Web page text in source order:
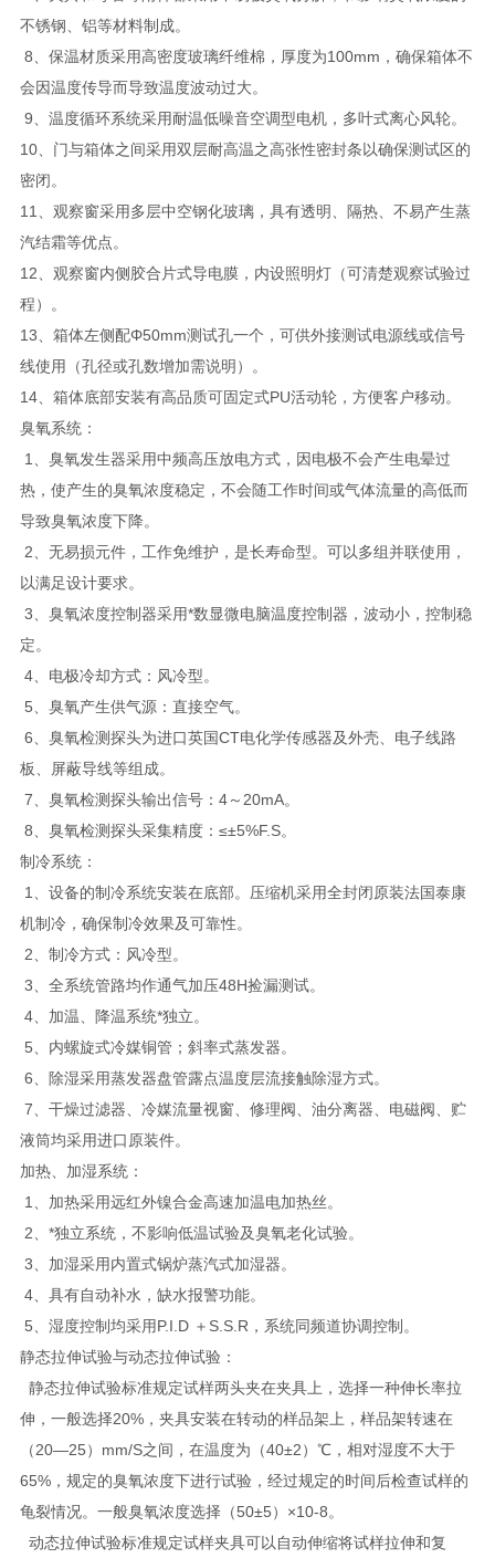
不锈钢、铝等材料制成。
8、保温材质采用高密度玻璃纤维棉，厚度为100mm，确保箱体不
会因温度传导而导致温度波动过大。
9、温度循环系统采用耐温低噪音空调型电机，多叶式离心风轮。
10、门与箱体之间采用双层耐高温之高张性密封条以确保测试区的
密闭。
11、观察窗采用多层中空钢化玻璃，具有透明、隔热、不易产生蒸
汽结霜等优点。
12、观察窗内侧胶合片式导电膜，内设照明灯（可清楚观察试验过
程）。
13、箱体左侧配Φ50mm测试孔一个，可供外接测试电源线或信号
线使用（孔径或孔数增加需说明）。
14、箱体底部安装有高品质可固定式PU活动轮，方便客户移动。
臭氧系统：
1、臭氧发生器采用中频高压放电方式，因电极不会产生电晕过
热，使产生的臭氧浓度稳定，不会随工作时间或气体流量的高低而
导致臭氧浓度下降。
2、无易损元件，工作免维护，是长寿命型。可以多组并联使用，
以满足设计要求。
3、臭氧浓度控制器采用*数显微电脑温度控制器，波动小，控制稳
定。
4、电极冷却方式：风冷型。
5、臭氧产生供气源：直接空气。
6、臭氧检测探头为进口英国CT电化学传感器及外壳、电子线路
板、屏蔽导线等组成。
7、臭氧检测探头输出信号：4～20mA。
8、臭氧检测探头采集精度：≤±5%F.S。
制冷系统：
1、设备的制冷系统安装在底部。压缩机采用全封闭原装法国泰康
机制冷，确保制冷效果及可靠性。
2、制冷方式：风冷型。
3、全系统管路均作通气加压48H捡漏测试。
4、加温、降温系统*独立。
5、内螺旋式冷媒铜管；斜率式蒸发器。
6、除湿采用蒸发器盘管露点温度层流接触除湿方式。
7、干燥过滤器、冷媒流量视窗、修理阀、油分离器、电磁阀、贮
液筒均采用进口原装件。
加热、加湿系统：
1、加热采用远红外镍合金高速加温电加热丝。
2、*独立系统，不影响低温试验及臭氧老化试验。
3、加湿采用内置式锅炉蒸汽式加湿器。
4、具有自动补水，缺水报警功能。
5、湿度控制均采用P.I.D ＋S.S.R，系统同频道协调控制。
静态拉伸试验与动态拉伸试验：
静态拉伸试验标准规定试样两头夹在夹具上，选择一种伸长率拉
伸，一般选择20%，夹具安装在转动的样品架上，样品架转速在
（20—25）mm/S之间，在温度为（40±2）℃，相对湿度不大于
65%，规定的臭氧浓度下进行试验，经过规定的时间后检查试样的
龟裂情况。一般臭氧浓度选择（50±5）×10-8。
动态拉伸试验标准规定试样夹具可以自动伸缩将试样拉伸和复